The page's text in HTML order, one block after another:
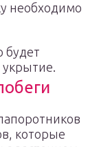
необходимо
будет
укрытие.
которые